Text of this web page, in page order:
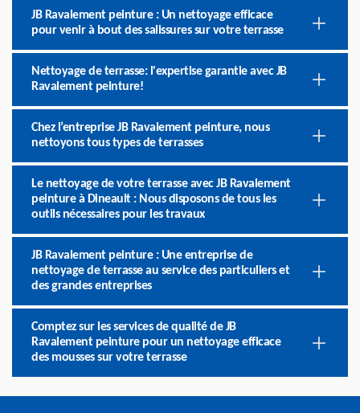
JB Ravalement peinture : Un nettoyage efficace
pour venir à bout des salissures sur votre terrasse
Nettoyage de terrasse: l'expertise garantie avec JB
Ravalement peinture!
Chez l’entreprise JB Ravalement peinture, nous
nettoyons tous types de terrasses
Le nettoyage de votre terrasse avec JB Ravalement
peinture à Dineault : Nous disposons de tous les
outils nécessaires pour les travaux
JB Ravalement peinture : Une entreprise de
nettoyage de terrasse au service des particuliers et
des grandes entreprises
Comptez sur les services de qualité de JB
Ravalement peinture pour un nettoyage efficace
des mousses sur votre terrasse